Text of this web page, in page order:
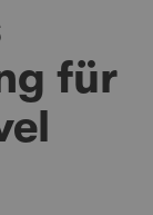
für